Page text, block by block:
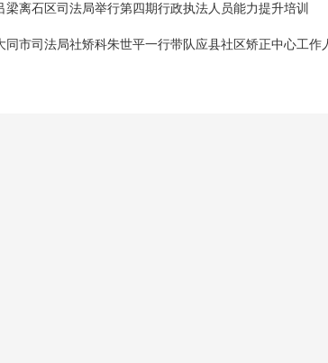
梁离石区司法局举行第四期行政执法人员能力提升培训
同市司法局社矫科朱世平一行带队应县社区矫正中心工作